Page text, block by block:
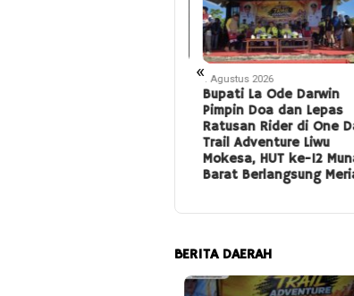
«
1 Agustus 2026
Bupati La Ode Darwin
Pimpin Doa dan Lepas
Ratusan Rider di One Day
Trail Adventure Liwu
Mokesa, HUT ke-12 Muna
Barat Berlangsung Meriah
BERITA DAERAH